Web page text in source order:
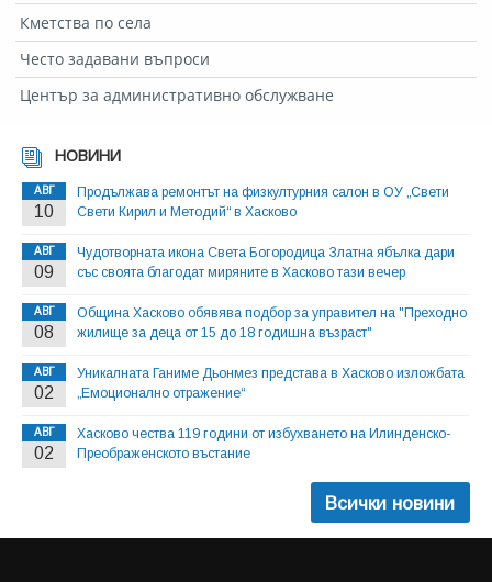
Кметства по села
Често задавани въпроси
Център за административно обслужване
НОВИНИ
АВГ
10
Продължава ремонтът на физкултурния салон в ОУ „Свети
Свети Кирил и Методий“ в Хасково
АВГ
09
Чудотворната икона Света Богородица Златна ябълка дари
със своята благодат миряните в Хасково тази вечер
АВГ
08
Община Хасково обявява подбор за управител на "Преходно
жилище за деца от 15 до 18 годишна възраст"
АВГ
02
Уникалната Ганиме Дьонмез представа в Хасково изложбата
„Емоционално отражение“
АВГ
02
Хасково чества 119 години от избухването на Илинденско-
Преображенското въстание
Всички новини